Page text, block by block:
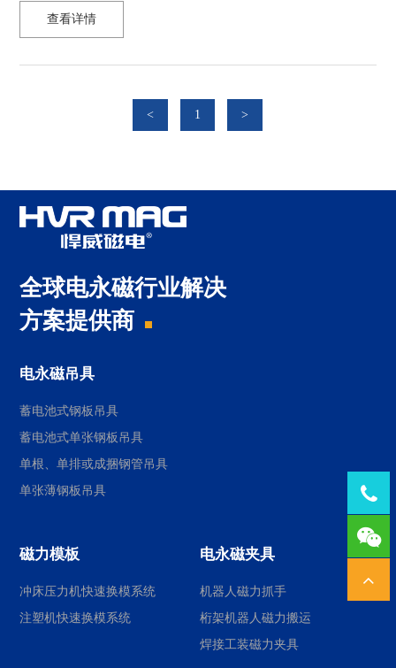
查看详情
< 1 >
全球电永磁行业解决
方案提供商
电永磁吊具
蓄电池式钢板吊具
蓄电池式单张钢板吊具
单根、单排或成捆钢管吊具
单张薄钢板吊具
磁力模板
冲床压力机快速换模系统
注塑机快速换模系统
电永磁夹具
机器人磁力抓手
桁架机器人磁力搬运
焊接工装磁力夹具
Tel：